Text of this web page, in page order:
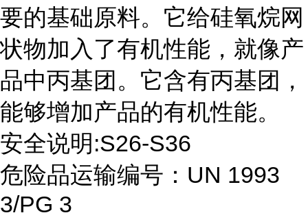
要的基础原料。它给硅氧烷网
状物加入了有机性能，就像产
品中丙基团。它含有丙基团，
能够增加产品的有机性能。
安全说明:S26-S36
危险品运输编号：UN 1993
3/PG 3